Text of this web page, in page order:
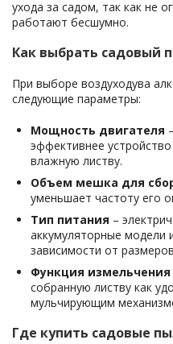
ухода за садом, так как не
работают бесшумно.
Как выбрать садовый
При выборе воздуходува
следующие параметры:
Мощность двигателя
эффективнее
влажную листву.
Объем мешка для
уменьшает частоту его
Тип питания –
аккумуляторные модели
зависимости от
Функция измельчения
собранную листву как
мульчирующим
Где купить садовые